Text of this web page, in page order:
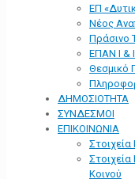
ΕΠ
Νέος
Πράσινο
ΕΠΑΝ Ι &
Θεσμικό
ΔΗΜΟΣΙΟΤΗΤΑ
ΣΥΝΔΕΣΜΟΙ
ΕΠΙΚΟΙΝΩΝΙΑ
Στοιχεία
Κοινού